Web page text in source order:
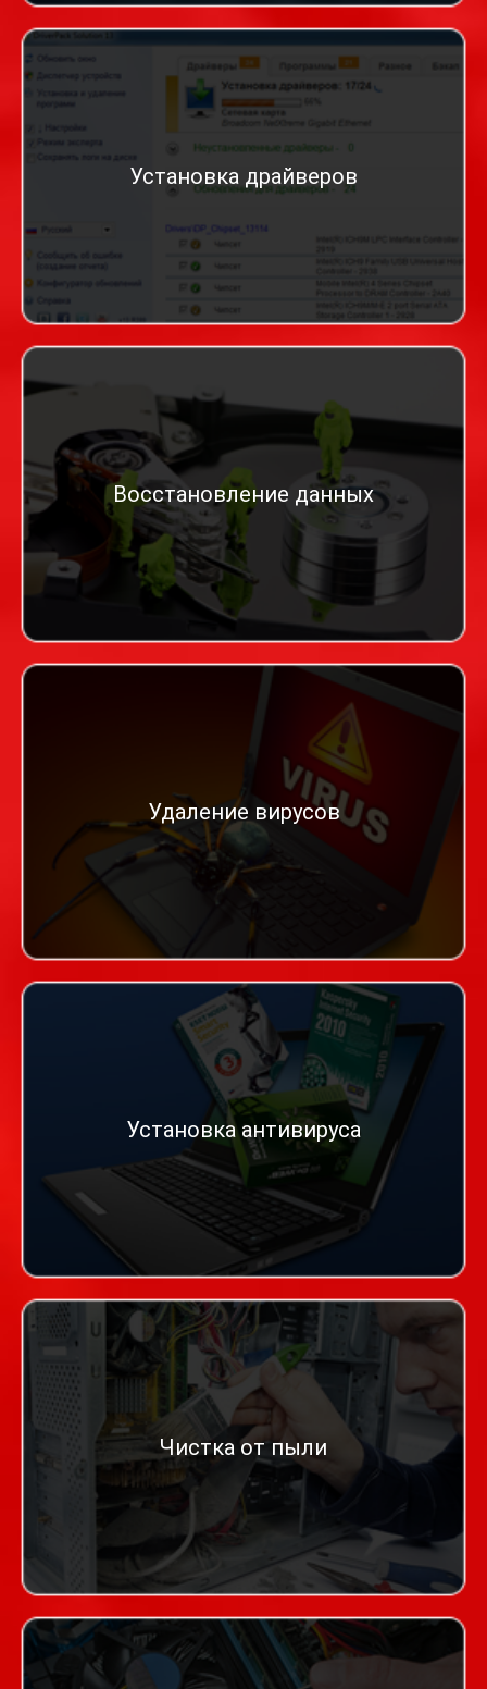
Установка драйверов
Восстановление данных
Удаление вирусов
Установка антивируса
Чистка от пыли